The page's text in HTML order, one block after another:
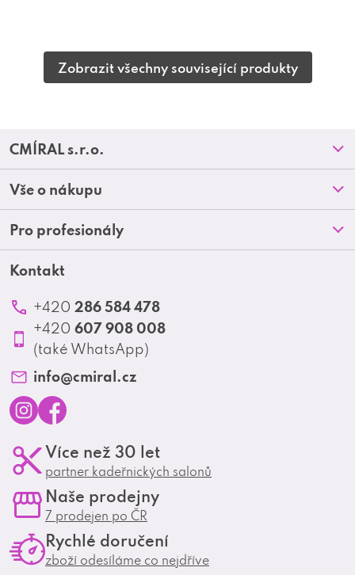
Zobrazit všechny související produkty
Z
á
p
a
CMÍRAL s.r.o.
Prodejny
O nás
Blog
Kontakt
Vše o nákupu
Doprava a platba
Obchodní podmínky
Reklamace a vrácení zboží
Ochrana osobních údajů
Pro profesionály
Akční letáky
Produktové katalogy
Profesionální spolupráce
Matrix Club
Kontakt
+420 286 584 478
+420 607 908 008
(také WhatsApp)
info@cmiral.cz
n
s
g
a
e
o
o
Více než 30 let
partner kadeřnických salonů
Naše prodejny
7 prodejen po ČR
Rychlé doručení
zboží odesíláme co nejdříve